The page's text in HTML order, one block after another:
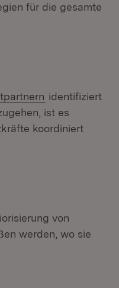
für die gesamte
identifiziert
ist es
koordiniert
von
werden, wo sie